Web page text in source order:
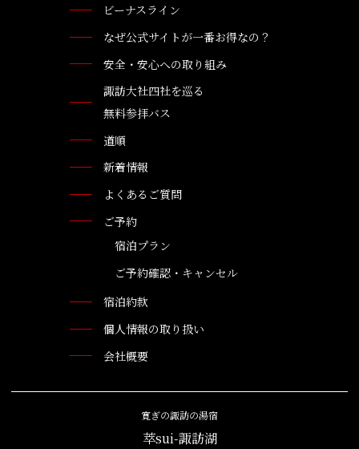
ビーナスライン
なぜ公式サイトが一番お得なの？
安全・安心への取り組み
諏訪大社四社を巡る
無料参拝バス
道順
新着情報
よくあるご質問
ご予約
宿泊プラン
ご予約確認・キャンセル
宿泊約款
個人情報の取り扱い
会社概要
寛ぎの諏訪の湯宿
萃sui-諏訪湖